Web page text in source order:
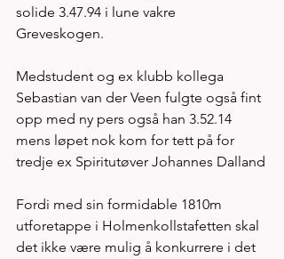
solide 3.47.94 i lune vakre
Greveskogen.
Medstudent og ex klubb kollega
Sebastian van der Veen fulgte også fint
opp med ny pers også han 3.52.14
mens løpet nok kom for tett på for
tredje ex Spiritutøver Johannes Dalland
Fordi med sin formidable 1810m
utforetappe i Holmenkollstafetten skal
det ikke være mulig å konkurrere i det